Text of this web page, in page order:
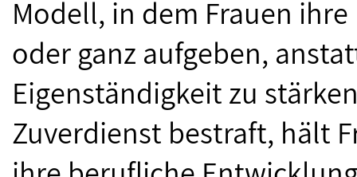
Modell, in dem Frauen
oder ganz aufgeben,
Eigenständigkeit zu
Zuverdienst bestraft, hält